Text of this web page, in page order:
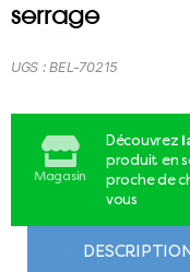
serrage
Magasin
Découvrez
produit en
proche de
vous
UGS :BEL-70215